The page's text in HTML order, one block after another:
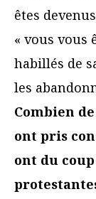
êtes
« vous vous
habillés de
les
Combien
ont pris
ont du